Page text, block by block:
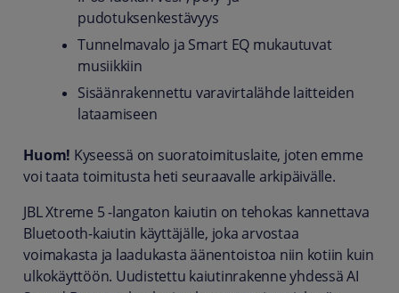
pudotuksenkestävyys
Tunnelmavalo ja Smart EQ mukautuvat
musiikkiin
Sisäänrakennettu varavirtalähde laitteiden
lataamiseen
Huom! Kyseessä on suoratoimituslaite, joten emme
voi taata toimitusta heti seuraavalle arkipäivälle.
JBL Xtreme 5 -langaton kaiutin on tehokas kannettava
Bluetooth-kaiutin käyttäjälle, joka arvostaa
voimakasta ja laadukasta äänentoistoa niin kotiin kuin
ulkokäyttöön. Uudistettu kaiutinrakenne yhdessä AI